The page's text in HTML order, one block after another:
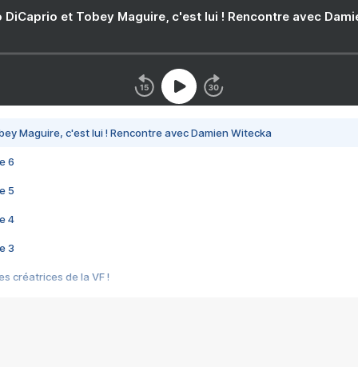
DiCaprio et Tobey Maguire, c'est lui ! Rencontre avec
Maguire, c'est lui ! Rencontre avec Damien Witecka
6
5
4
3
créatrices de la VF !